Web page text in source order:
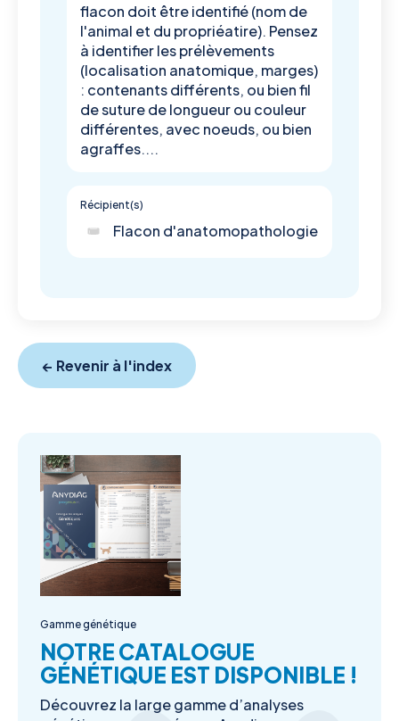
flacon doit être identifié (nom de
l'animal et du propriéatire). Pensez
à identifier les prélèvements
(localisation anatomique, marges)
: contenants différents, ou bien fil
de suture de longueur ou couleur
différentes, avec noeuds, ou bien
agraffes....
Récipient(s)
Flacon d'anatomopathologie
← Revenir à l'index
Gamme génétique
NOTRE CATALOGUE
GÉNÉTIQUE EST DISPONIBLE !
Découvrez la large gamme d’analyses